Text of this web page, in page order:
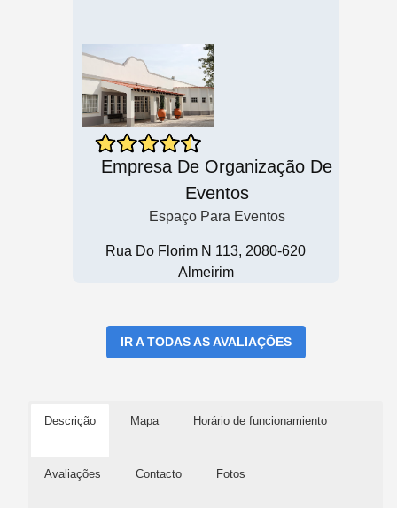
Empresa De Organização De
Eventos
Espaço Para Eventos
Rua Do Florim N 113, 2080-620
Almeirim
IR A TODAS AS AVALIAÇÕES
Descrição Mapa Horário de funcionamiento
Avaliações Contacto Fotos